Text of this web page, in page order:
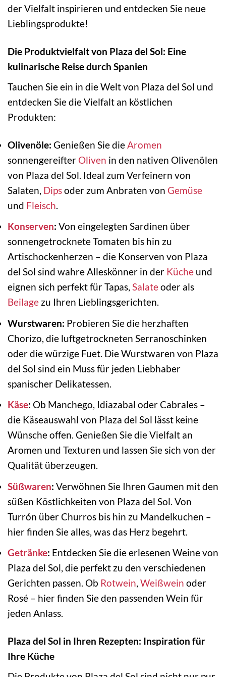
der Vielfalt inspirieren und entdecken Sie neue
Lieblingsprodukte!
Die Produktvielfalt von Plaza del Sol: Eine
kulinarische Reise durch Spanien
Tauchen Sie ein in die Welt von Plaza del Sol und
entdecken Sie die Vielfalt an köstlichen
Produkten:
Olivenöle: Genießen Sie die Aromen
sonnengereifter Oliven in den nativen Olivenölen
von Plaza del Sol. Ideal zum Verfeinern von
Salaten, Dipsoder zum Anbraten von Gemüse
und Fleisch
Konserven: Von eingelegten Sardinen über
sonnengetrocknete Tomaten bis hin zu
Artischockenherzen – die Konserven von Plaza
del Sol sind wahre Alleskönner in der Küche und
eignen sich perfekt für Tapas, Salateoder als
Beilage zu Ihren Lieblingsgerichten.
Wurstwaren: Probieren Sie die herzhaften
Chorizo, die luftgetrockneten Serranoschinken
oder die würzige Fuet. Die Wurstwaren von Plaza
del Sol sind ein Muss für jeden Liebhaber
spanischer Delikatessen.
Käse: Ob Manchego, Idiazabal oder Cabrales –
die Käseauswahl von Plaza del Sol lässt keine
Wünsche offen. Genießen Sie die Vielfalt an
Aromen und Texturen und lassen Sie sich von der
Qualität überzeugen.
Süßwaren: Verwöhnen Sie Ihren Gaumen mit den
süßen Köstlichkeiten von Plaza del Sol. Von
Turrón über Churros bis hin zu Mandelkuchen –
hier finden Sie alles, was das Herz begehrt.
Getränke: Entdecken Sie die erlesenen Weine von
Plaza del Sol, die perfekt zu den verschiedenen
Gerichten passen. Ob Rotwein, Weißwein oder
Rosé – hier finden Sie den passenden Wein für
jeden Anlass.
Plaza del Sol in Ihren Rezepten: Inspiration für
Ihre Küche